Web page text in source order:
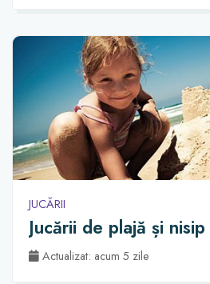
JUCĂRII
Jucării de plajă și
Actualizat: acum 5 zile